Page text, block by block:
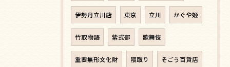
伊勢丹立川店 東京 立川 かぐや姫
竹取物語 紫式部 歌舞伎
重要無形文化財 隈取り そごう百貨店